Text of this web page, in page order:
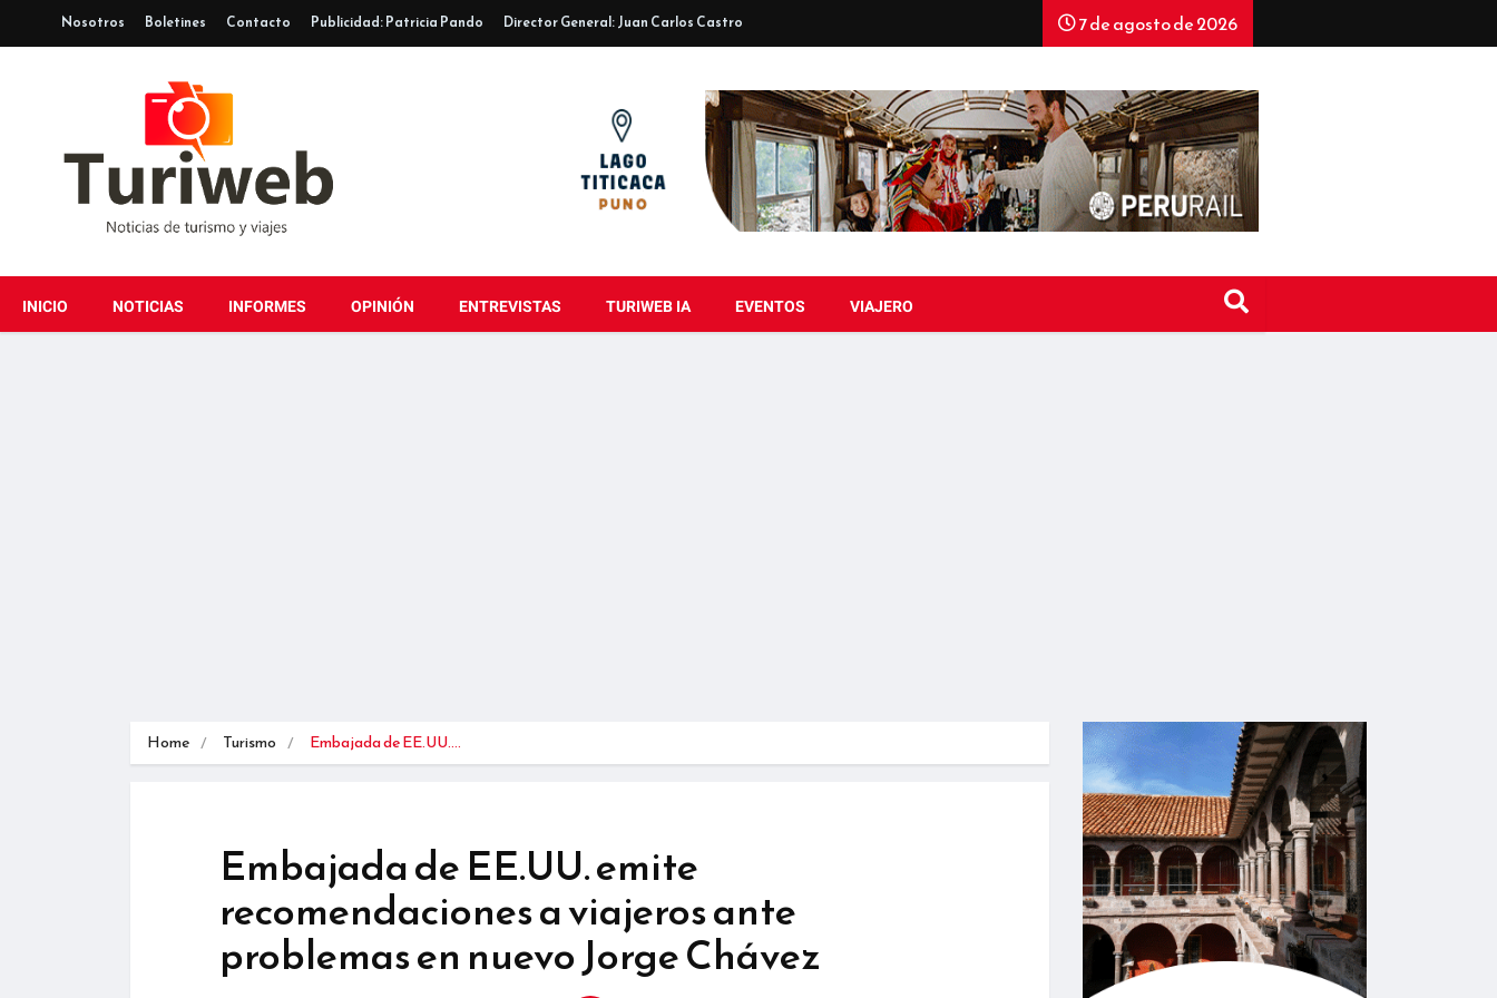
Nosotros Boletines Contacto Publicidad: Patricia Pando Director General: Juan Carlos Castro 7 de agosto de 2026
INICIO NOTICIAS INFORMES OPINIÓN ENTREVISTAS TURIWEB IA EVENTOS VIAJERO
Home Turismo Embajada de EE.UU.…
Embajada de EE.UU. emite
recomendaciones a viajeros ante
problemas en nuevo Jorge Chávez